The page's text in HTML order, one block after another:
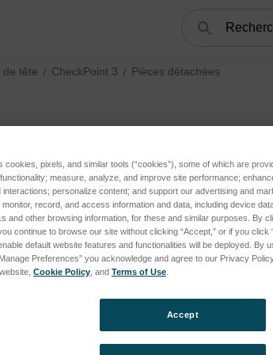
de tête CheckPoint 3 Pièces détachées
gaz MAP à espace de tête subcategories
cookies, pixels, and similar tools (“cookies”), some of which are
measure, analyze, and improve site performance;
personalize content; and support our advertising and
record, and access information and data, including device
and other browsing information, for these and similar purposes. By
continue to browse our site without clicking “Accept,” or if you
default website features and functionalities will be deployed. By
Preferences” you acknowledge and agree to our Privacy
Cookie Policy , and Terms of Use
Accept